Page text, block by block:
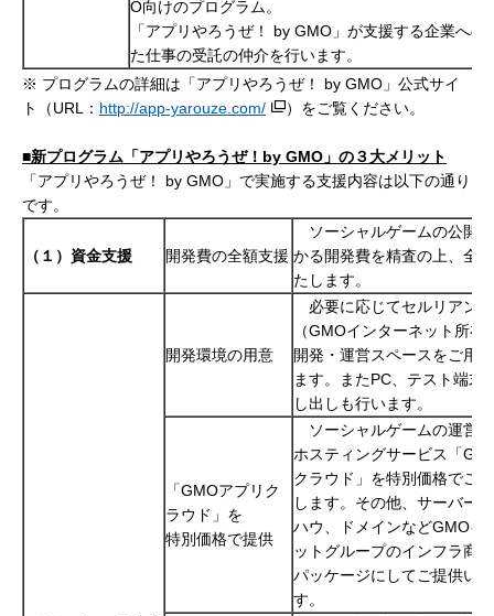
O向けのプログラム。
「アプリやろうぜ！ by GMO 」が支援する企業への
た仕事の受託の仲介を行います。
※ プログラムの詳細は「アプリやろうぜ！ by GMO」公式サイ
ト（URL： http://app-yarouze.com/ ）をご覧ください。
■新プログラム「アプリやろうぜ！ by GMO 」の３大メリット
「アプリやろうぜ！ by GMO」で実施する支援内容は以下の通り
です。
（１）資金支援 開発費の全額支援
ソーシャルゲームの公開
かる開発費を精査の上、全
たします。
開発環境の用意
必要に応じてセルリアン
（GMOインターネット所在
開発・運営スペースをご用
ます。またPC、テスト端末
し出しも行います。
「GMOアプリク
ラウド」を
特別価格で提供
ソーシャルゲームの運営
ホスティングサービス「
クラウド」を特別価格でご
します。その他、サーバー
ハウ、ドメインなどGMOイ
ットグループのインフラ商
パッケージにしてご提供い
す。